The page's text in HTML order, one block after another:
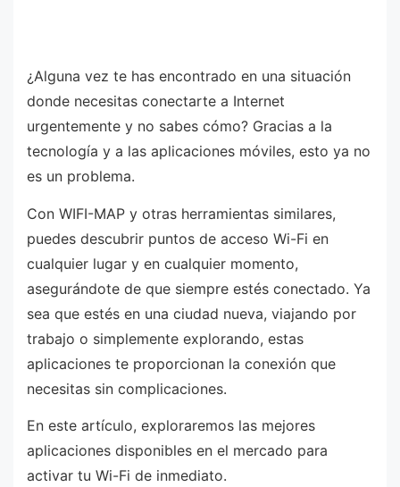
¿Alguna vez te has encontrado en una situación
donde necesitas conectarte a Internet
urgentemente y no sabes cómo? Gracias a la
tecnología y a las aplicaciones móviles, esto ya no
es un problema.
Con WIFI-MAP y otras herramientas similares,
puedes descubrir puntos de acceso Wi-Fi en
cualquier lugar y en cualquier momento,
asegurándote de que siempre estés conectado. Ya
sea que estés en una ciudad nueva, viajando por
trabajo o simplemente explorando, estas
aplicaciones te proporcionan la conexión que
necesitas sin complicaciones.
En este artículo, exploraremos las mejores
aplicaciones disponibles en el mercado para
activar tu Wi-Fi de inmediato.